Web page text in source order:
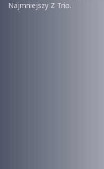
Najmniejszy Z Trio.